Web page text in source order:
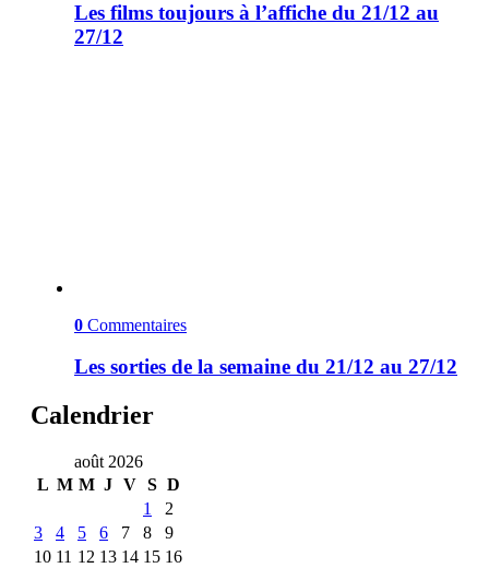
Les films toujours à l’affiche du 21/12 au
27/12
0 Commentaires
Les sorties de la semaine du 21/12 au 27/12
Calendrier
août 2026
L M M J V S D
1
2
3
4 5 6 7 8
9
10 11 12 13 14 15 16